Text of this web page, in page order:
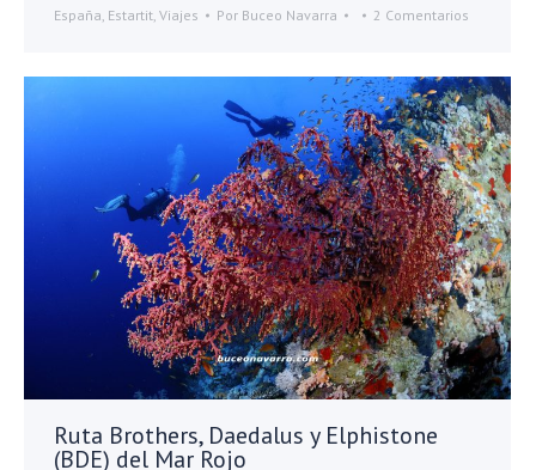
España, Estartit, Viajes Por Buceo Navarra 2 Comentarios
Ruta Brothers, Daedalus y Elphistone
(BDE) del Mar Rojo